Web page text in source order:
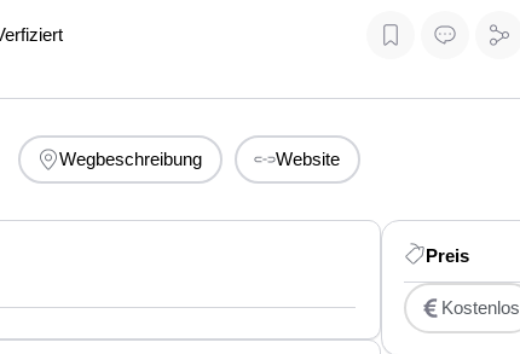
Wegbeschreibung Website
Preis
Kostenlos